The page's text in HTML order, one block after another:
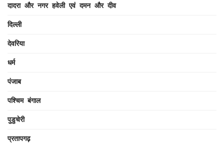
दादरा और नगर हवेली एवं दमन और दीव
दिल्ली
देवरिया
धर्म
पंजाब
पश्चिम बंगाल
पुडुचेरी
प्रतापगढ़